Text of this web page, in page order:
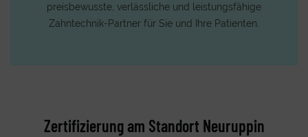
preisbewusste, verlässliche und leistungsfähige
Zahntechnik-Partner für Sie und Ihre Patienten.
Zertifizierung am Standort Neuruppin